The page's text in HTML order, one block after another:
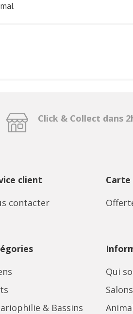
Click & Collect dans
client
contacter
Carte
& Bassins
Qui